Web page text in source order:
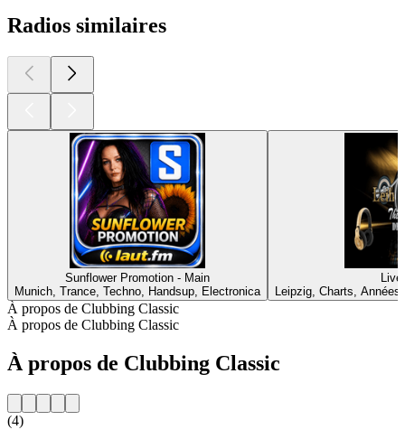
Radios similaires
Sunflower Promotion - Main
Munich, Trance, Techno, Handsup, Electronica
Leipzig, Charts,
À propos de Clubbing Classic
À propos de Clubbing Classic
À propos de Clubbing Classic
(4)